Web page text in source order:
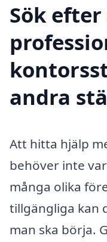
Sök efter
andra
Att hitta hjälp
behöver inte
många olika
tillgängliga kan
man ska börja.